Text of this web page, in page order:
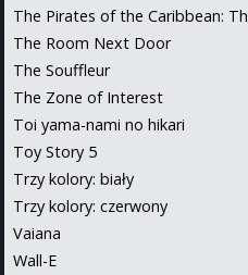
The Pirates of the Caribbean:
The Room Next Door
The Souffleur
The Zone of Interest
Toi yama-nami no hikari
Toy Story 5
Trzy kolory: biały
Trzy kolory: czerwony
Vaiana
Wall-E